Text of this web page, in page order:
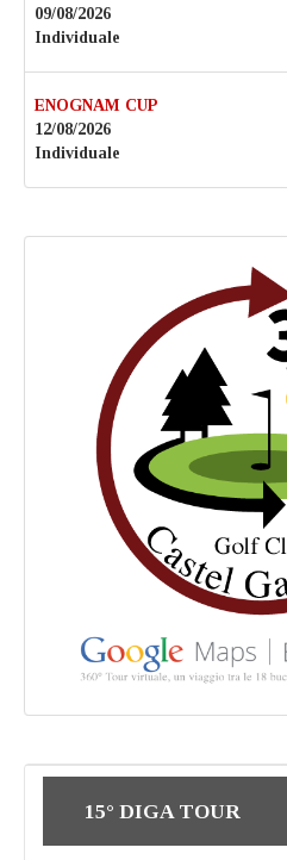
09/08/2026
Individuale
ENOGNAM CUP
12/08/2026
Individuale
15° DIGA TOUR